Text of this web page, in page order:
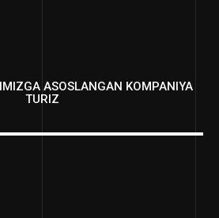
ASOSLANGAN KOMPANIYA
TURIZ